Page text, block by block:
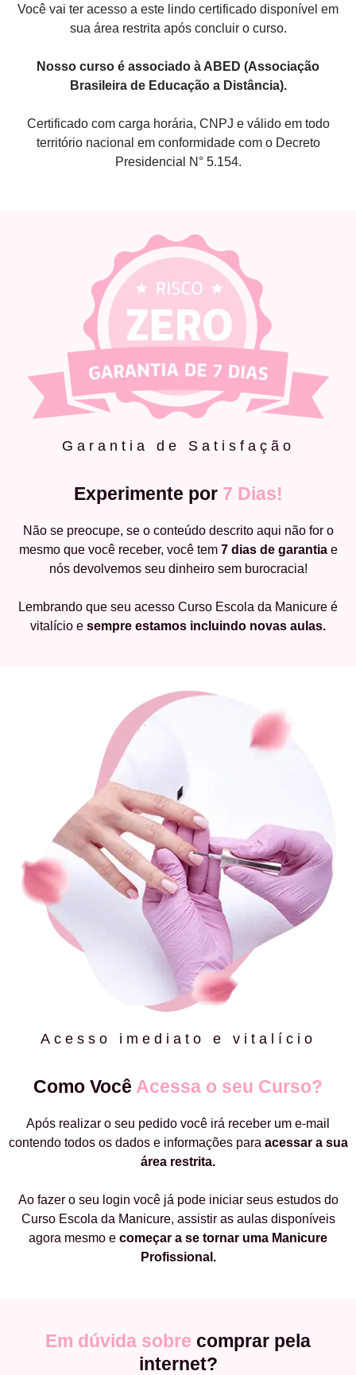
Você vai ter acesso a este lindo certificado disponível em
sua área restrita após concluir o curso.
Nosso curso é associado à ABED (Associação
Brasileira de Educação a Distância).
Certificado com carga horária, CNPJ e válido em todo
território nacional em conformidade com o Decreto
Presidencial N° 5.154.
Garantia de Satisfação
Experimente por 7 Dias!
Não se preocupe, se o conteúdo descrito aqui não for o
mesmo que você receber, você tem 7 dias de garantiae
nós devolvemos seu dinheiro sem burocracia!
Lembrando que seu acesso Curso Escola da Manicure é
vitalício e sempre estamos incluindo novas aulas.
Acesso imediato e vitalício
Como Você Acessa o seu Curso?
Após realizar o seu pedido você irá receber um e-mail
contendo todos os dados e informações para acessar a sua
área restrita.
Ao fazer o seu login você já pode iniciar seus estudos do
Curso Escola da Manicure, assistir as aulas disponíveis
agora mesmo e começar a se tornar uma Manicure
Profissional.
Em dúvida sobre comprar pela
internet?